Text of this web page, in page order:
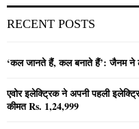
RECENT POSTS
‘कल जानते हैं, कल बनाते हैं’: जैनम ने
एवोर इलेक्ट्रिक ने अपनी पहली
कीमत Rs. 1,24,999